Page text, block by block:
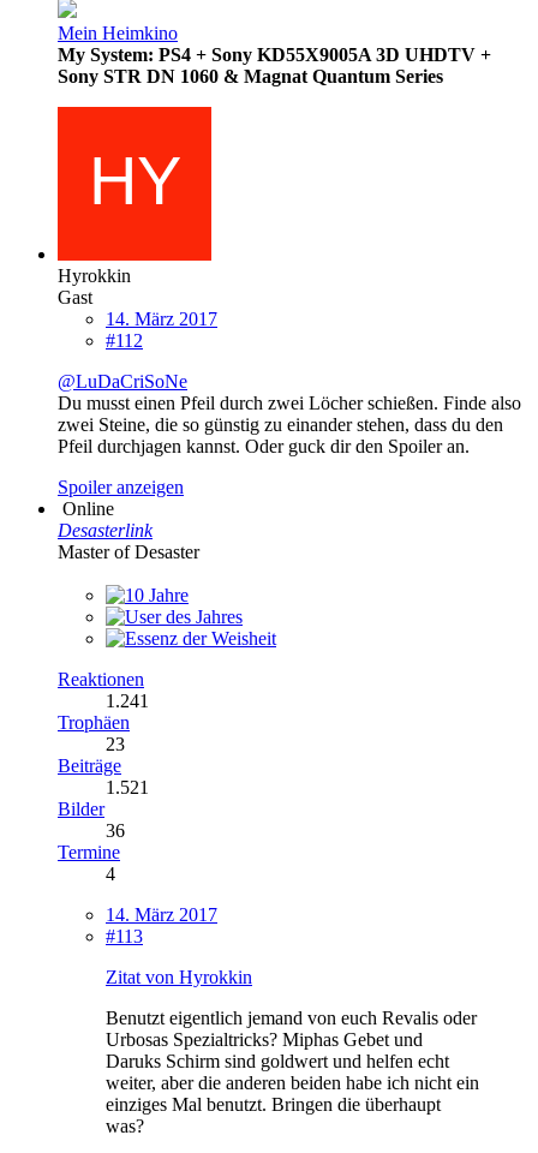
Mein Heimkino
My System: PS4 + Sony KD55X9005A 3D UHDTV +
Sony STR DN 1060 & Magnat Quantum Series
Hyrokkin
Gast
14. März 2017
#112
@LuDaCriSoNe
Du musst einen Pfeil durch zwei Löcher schießen. Finde also
zwei Steine, die so günstig zu einander stehen, dass du den
Pfeil durchjagen kannst. Oder guck dir den Spoiler an.
Spoiler anzeigen
Online
Desasterlink
Master of Desaster
Reaktionen
1.241
Trophäen
23
Beiträge
1.521
Bilder
36
Termine
4
14. März 2017
#113
Zitat von Hyrokkin
Benutzt eigentlich jemand von euch Revalis oder
Urbosas Spezialtricks? Miphas Gebet und
Daruks Schirm sind goldwert und helfen echt
weiter, aber die anderen beiden habe ich nicht ein
einziges Mal benutzt. Bringen die überhaupt
was?